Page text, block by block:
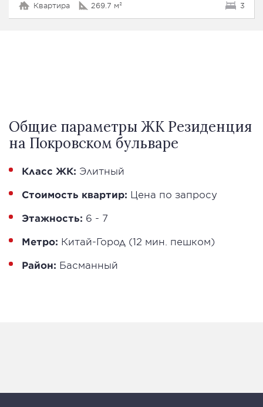
Квартира 269.7 м² 3
Общие параметры ЖК Резиденция
на Покровском бульваре
Класс ЖК: Элитный
Стоимость квартир: Цена по запросу
Этажность: 6 - 7
Метро: Китай-Город (12 мин. пешком)
Район: Басманный